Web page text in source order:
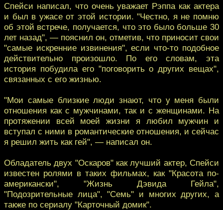
Спейси написал, что очень уважает Рэппа как актера
и был в ужасе от этой истории. "Честно, я не помню
об этой встрече, получается, что это было больше 30
лет назад", — пояснил он, отметив, что приносит свои
"самые искренние извинения", если что-то подобное
действительно произошло. По его словам, эта
история побудила его "поговорить о других вещах",
связанных с его жизнью.
"Мои самые близкие люди знают, что у меня были
отношения как с мужчинами, так и с женщинами. На
протяжении всей моей жизни я любил мужчин и
вступал с ними в романтические отношения, и сейчас
я решил жить как гей", — написал он.
Обладатель двух "Оскаров" как лучший актер, Спейси
известен ролями в таких фильмах, как "Красота по-
американски", "Жизнь Дэвида Гейла",
"Подозрительные лица", "Семь" и многих других, а
также по сериалу "Карточный домик".